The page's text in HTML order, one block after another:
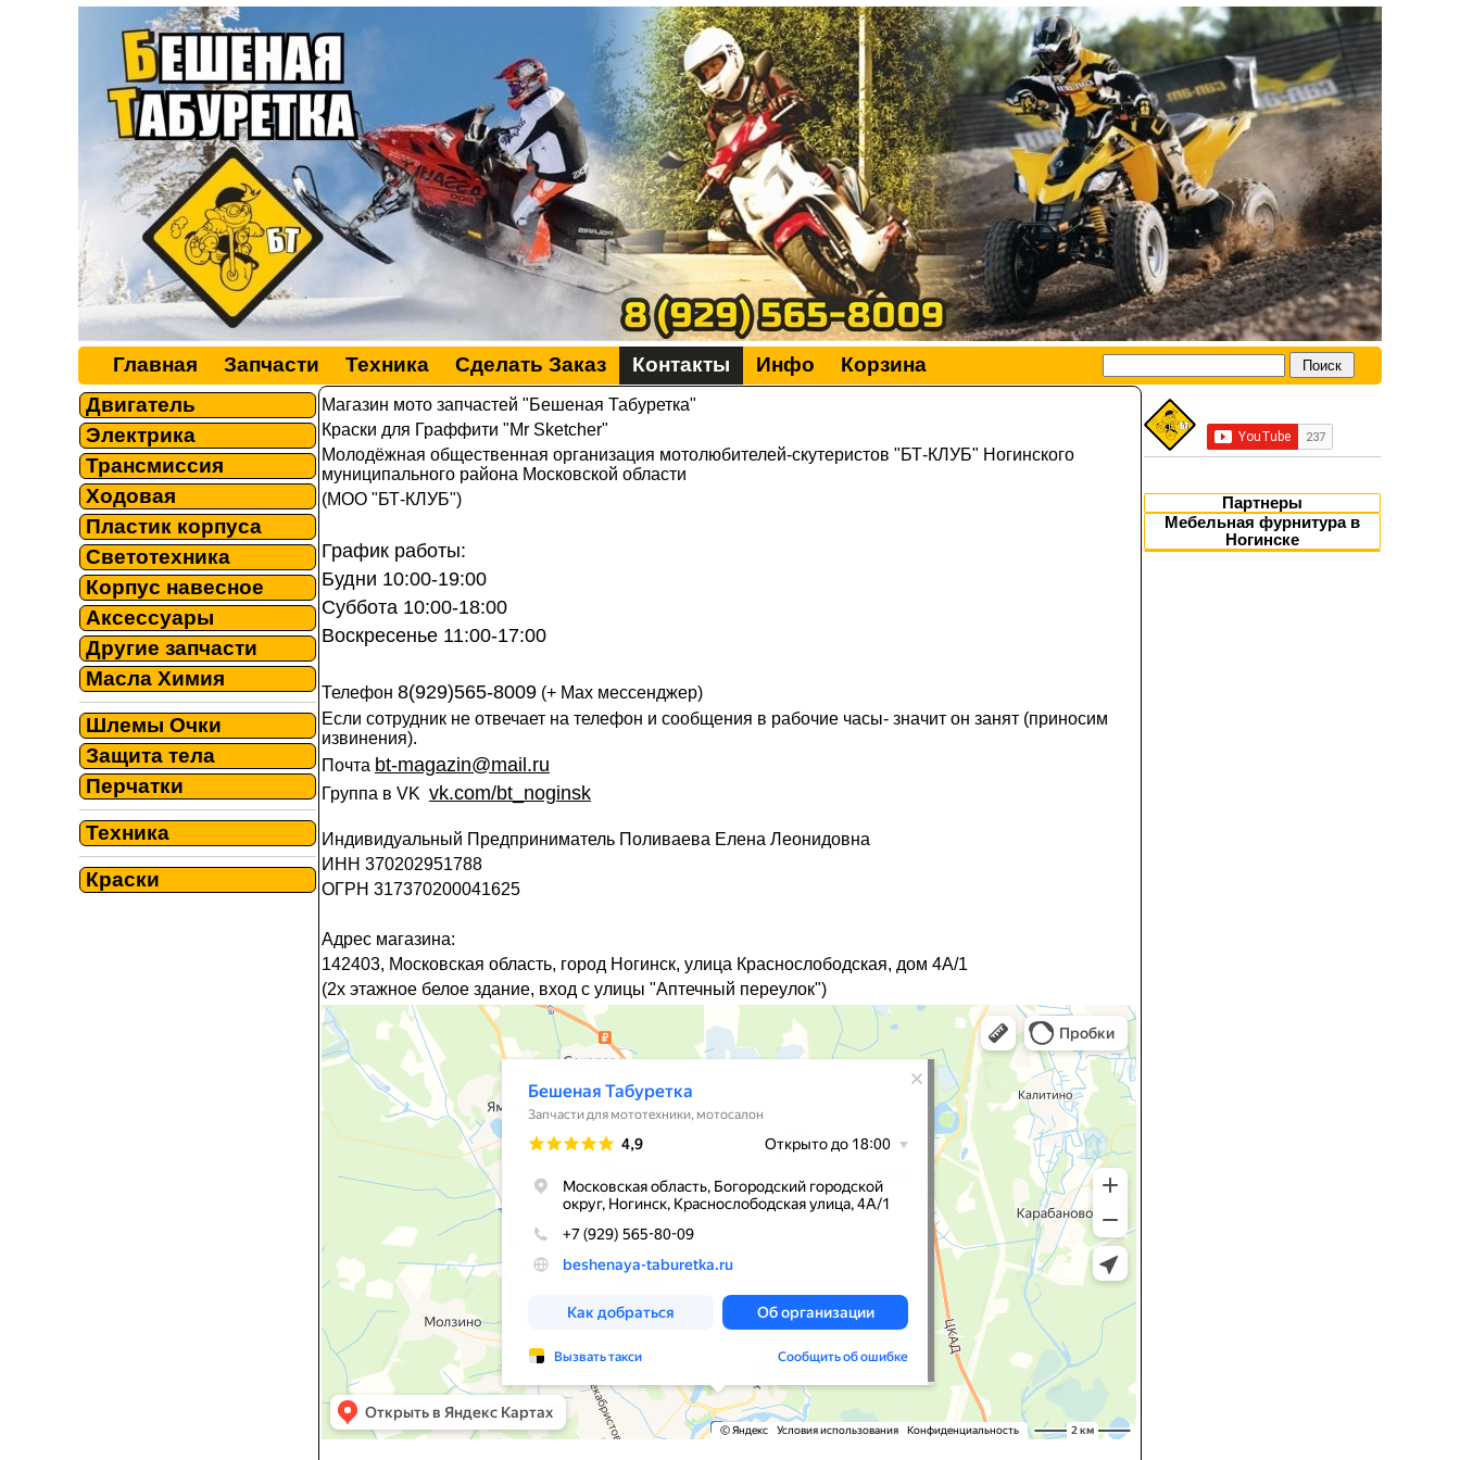
Главная Запчасти Техника Сделать Заказ Контакты Инфо
Корзина
Двигатель
Электрика
Трансмиссия
Ходовая
Пластик корпуса
Светотехника
Корпус навесное
Аксессуары
Другие запчасти
Масла Химия
Шлемы Очки
Защита тела
Перчатки
Техника
Краски
Магазин мото запчастей "Бешеная Табуретка"
Краски для Граффити "Mr Sketcher"
Молодёжная общественная организация мотолюбителей-скутеристов "БТ-КЛУБ" Ногинского
муниципального района Московской области
(МОО "БТ-КЛУБ")
График работы:
Будни 10:00-19:00
Суббота 10:00-18:00
Воскресенье 11:00-17:00
Телефон 8(929)565-8009 (+ Max мессенджер)
Если сотрудник не отвечает на телефон и сообщения в рабочие часы- значит он занят (приносим
извинения).
Почта bt-magazin@mail.ru
Группа в VK vk.com/bt_noginsk
Индивидуальный Предприниматель Поливаева Елена Леонидовна
ИНН 370202951788
ОГРН 317370200041625
Адрес магазина:
142403, Московская область, город Ногинск, улица Краснослободская, дом 4А/1
(2х этажное белое здание, вход с улицы "Аптечный переулок")
Партнеры
Мебельная фурнитура в
Ногинске